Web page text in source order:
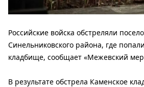
Российские войска обстреляли
Синельниковского района, где
кладбище, сообщает «Межевский
В результате обстрела Каменское